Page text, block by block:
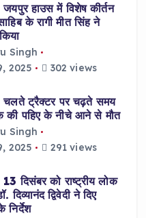
हाउस में विशेष कीर्तन
के रागी मीत सिंह ने
Singh
2025
302 views
ट्रैक्टर पर चढ़ते समय
की पहिए के नीचे आने से मौत
Singh
2025
291 views
दिसंबर को राष्ट्रीय लोक
द्विवेदी ने दिए